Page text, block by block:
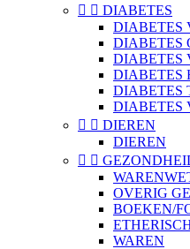
  DIABETES
DIABETES
DIABETES
DIABETES
DIABETES
DIABETES
DIABETES
  DIEREN
DIEREN
 
OVERIG
BOEKEN/
WAREN